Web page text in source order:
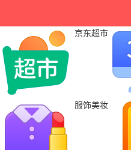
京东超市
服饰美妆